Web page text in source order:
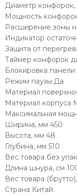
Диаметр конфорок,
Мощность
Расширение зоны
Индикатор
Защита от
Таймер конфорок
Блокировка панели
Режим паузы Да
Материал
Материал корпуса
Максимальная
Ширина, мм 450
Высота, мм 48
Глубина, мм 510
Вес товара без
Длина шнура, см
Вес товара
Страна Китай.